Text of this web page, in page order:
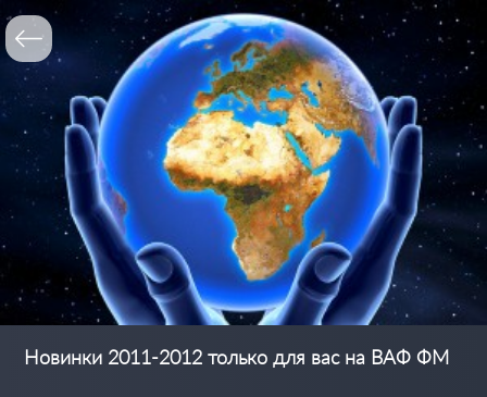
Новинки 2011-2012 только для вас на ВАФ ФМ